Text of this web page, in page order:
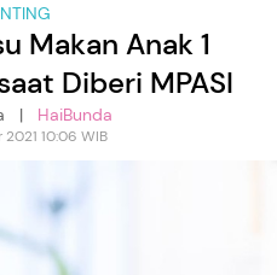
Makan Anak 1
Diberi MPASI
| HaiBunda
2021 10:06 WIB